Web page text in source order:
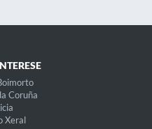
Coruña
Xeral